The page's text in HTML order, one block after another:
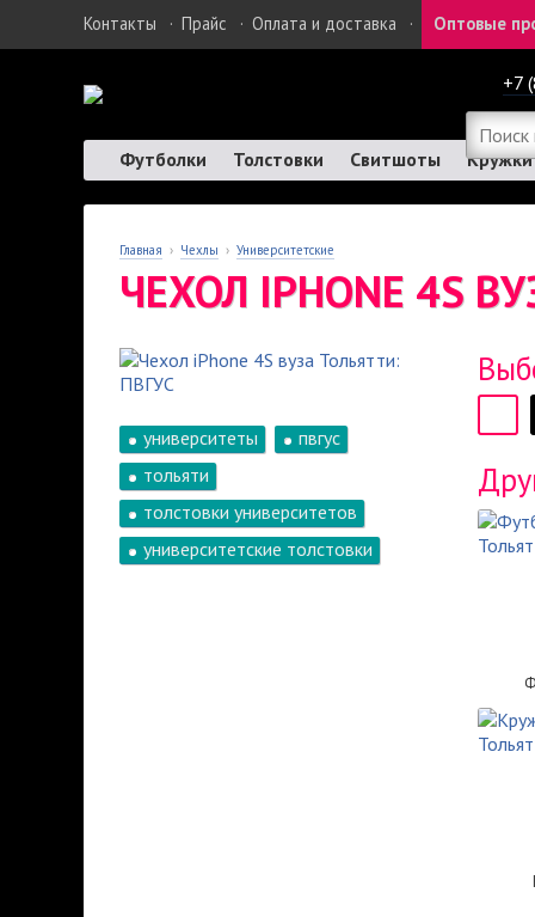
Контакты · Прайс · Оплата и доставка · Оптовые
+7
Футболки Толстовки Свитшоты Кружки
Главная › Чехлы › Университетские
ЧЕХОЛ IPHONE 4S
университеты
пвгус
тольяти
толстовки университетов
университетские толстовки